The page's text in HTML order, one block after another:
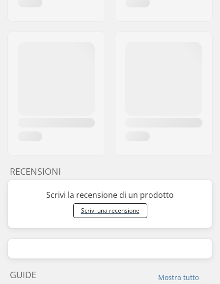
RECENSIONI
Scrivi la recensione di un prodotto
Scrivi una recensione
Mostra tutto
GUIDE